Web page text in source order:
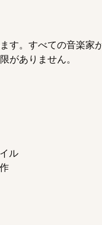
。すべての音楽
がありません。
ル